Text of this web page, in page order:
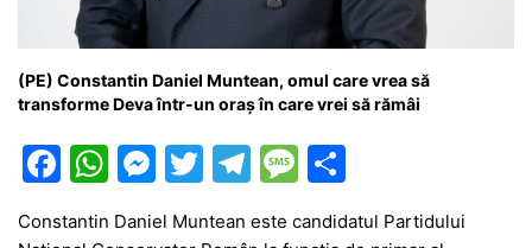
(PE) Constantin Daniel Muntean, omul care vrea să
transforme Deva într-un oraș în care vrei să rămâi
F
c
W
at
M
s
T
itt
T
e
M
s ta
Constantin Daniel Muntean este candidatul Partidului